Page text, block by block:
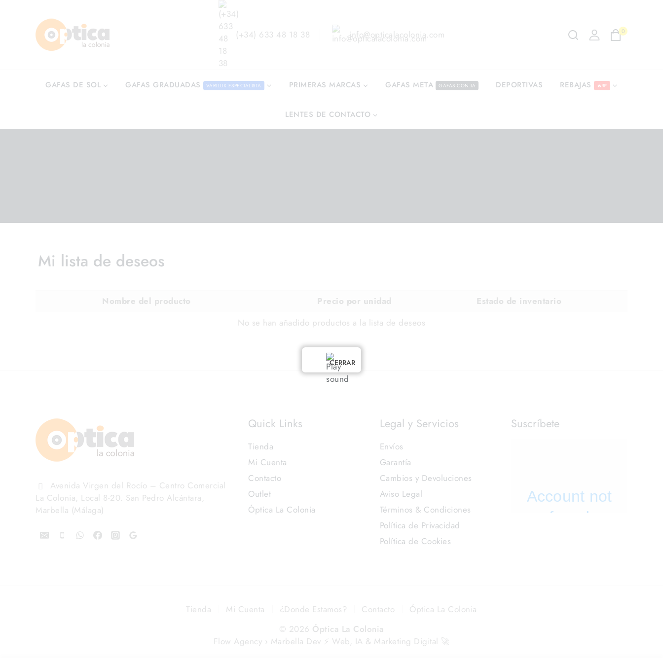
(+34) 633 48 18 38 info@opticalacolonia.com 0
GAFAS DE SOL GAFAS GRADUADAS VARILUX ESPECIALISTA PRIMERAS MARCAS GAFAS META GAFAS CON IA DEPORTIVAS REBAJAS 🔥💸
LENTES DE CONTACTO
Mi lista de deseos
Nombre del producto Precio por unidad
Estado de inventario
No se han añadido productos a la lista de deseos
Avenida Virgen del Rocío – Centro Comercial
La Colonia, Local 8-20. San Pedro Alcántara,
Marbella (Málaga)
Quick Links
Tienda
Mi Cuenta
Contacto
Outlet
Óptica La Colonia
Legal y Servicios
Envíos
Garantía
Cambios y Devoluciones
Aviso Legal
Términos & Condiciones
Política de Privacidad
Política de Cookies
Suscríbete
Tienda Mi Cuenta ¿Donde Estamos? Contacto
Óptica La Colonia
© 2026 Óptica La Colonia
Flow Agency › Marbella Dev ⚡️ Web, IA & Marketing Digital 🚀
CERRAR